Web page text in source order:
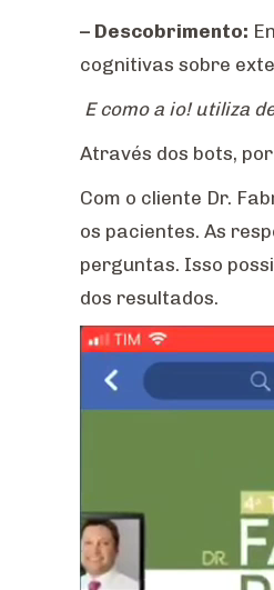
– Descobrimento:
cognitivas sobre
E como a io! utiliza
Através dos bots,
Com o cliente Dr.
os pacientes. As
perguntas. Isso
dos resultados.
Tocador
vídeo